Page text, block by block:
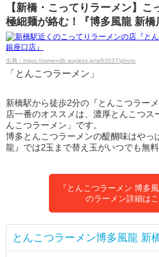
【新橋・こってりラーメン】こ
極細麺が絡む！『博多風龍 新橋
出典：https://ramendb.supleks.jp/s/63037/photo
「とんこつラーメン」
新橋駅から徒歩2分の『とんこつラー
店一番のオススメは、濃厚とんこつス
んこつラーメン」です。
博多とんこつラーメンの醍醐味はやっ
龍』では2玉まで替え玉がいつでも無料
『とんこつラーメン 博多
のラーメン詳細は
とんこつラーメン博多風龍 新